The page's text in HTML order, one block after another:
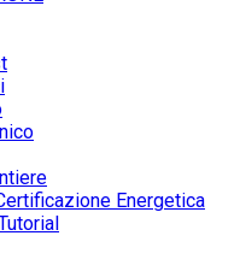
Energetica